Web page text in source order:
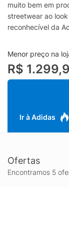
muito bem em
streetwear ao
reconhecível da
Pensada para
confortável e fácil
jeans, calças
estação e para
aquecido sem
moderno,
Menor preço na
R$
Ir à Adidas
Ofertas
Encontramos 5